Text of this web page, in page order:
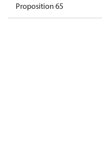
Proposition 65